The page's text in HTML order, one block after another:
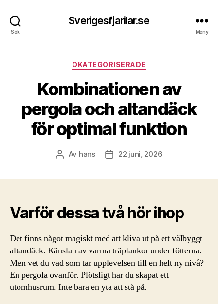
Sök
Sverigesfjarilar.se
Meny
Kategorier
OKATEGORISERADE
Kombinationen av
pergola och altandäck
för optimal funktion
Inläggsförfattare
Av hans Inläggsdatum
22 juni, 2026
Varför dessa två hör ihop
Det finns något magiskt med att kliva ut på ett välbyggt
altandäck. Känslan av varma träplankor under fötterna.
Men vet du vad som tar upplevelsen till en helt ny nivå?
En pergola ovanför. Plötsligt har du skapat ett
utomhusrum. Inte bara en yta att stå på.